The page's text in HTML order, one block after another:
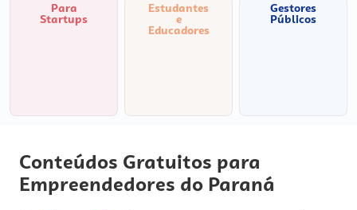
Para
Startups
Estudantes
e
Educadores
Gestores
Públicos
Conteúdos Gratuitos para
Empreendedores do Paraná